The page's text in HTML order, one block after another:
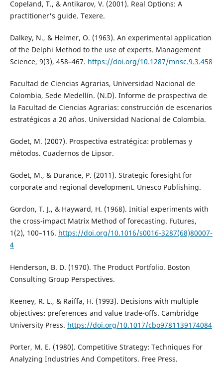
Copeland, T., & Antikarov, V. (2001). Real Options: A
practitioner's guide. Texere.
Dalkey, N., & Helmer, O. (1963). An experimental application
of the Delphi Method to the use of experts. Management
Science, 9(3), 458–467. https://doi.org/10.1287/mnsc.9.3.458
Facultad de Ciencias Agrarias, Universidad Nacional de
Colombia, Sede Medellín. (N.D). Informe de prospectiva de
la Facultad de Ciencias Agrarias: construcción de escenarios
estratégicos a 20 años. Universidad Nacional de Colombia.
Godet, M. (2007). Prospectiva estratégica: problemas y
métodos. Cuadernos de Lipsor.
Godet, M., & Durance, P. (2011). Strategic foresight for
corporate and regional development. Unesco Publishing.
Gordon, T. J., & Hayward, H. (1968). Initial experiments with
the cross-impact Matrix Method of forecasting. Futures,
1(2), 100–116. https://doi.org/10.1016/s0016-3287(68)80007-
4
Henderson, B. D. (1970). The Product Portfolio. Boston
Consulting Group Perspectives.
Keeney, R. L., & Raiffa, H. (1993). Decisions with multiple
objectives: preferences and value trade-offs. Cambridge
University Press. https://doi.org/10.1017/cbo9781139174084
Porter, M. E. (1980). Competitive Strategy: Techniques For
Analyzing Industries And Competitors. Free Press.